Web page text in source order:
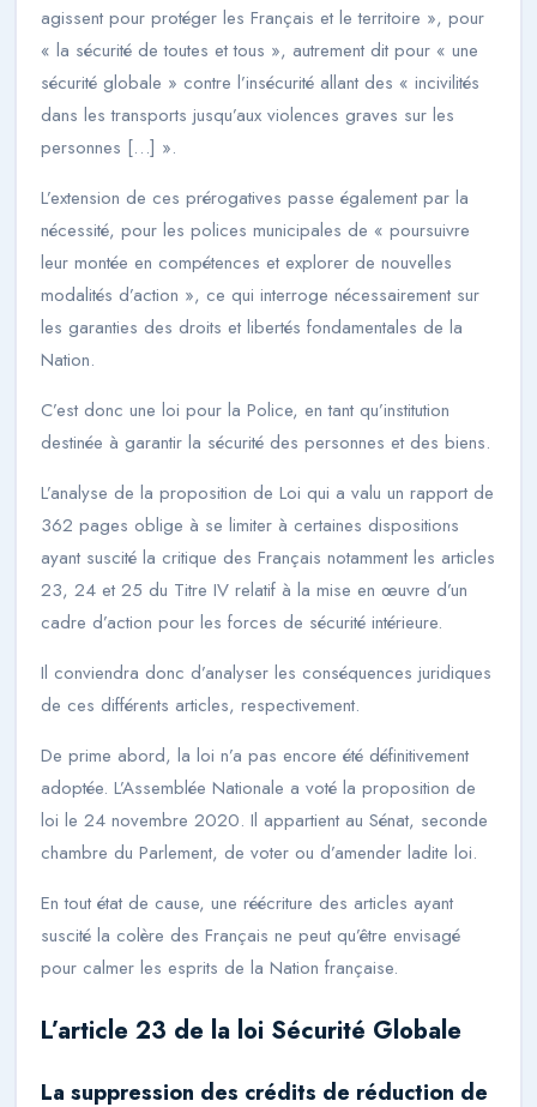
agissent pour protéger les Français et le territoire », pour
« la sécurité de toutes et tous », autrement dit pour « une
sécurité globale » contre l’insécurité allant des « incivilités
dans les transports jusqu’aux violences graves sur les
personnes […] ».
L’extension de ces prérogatives passe également par la
nécessité, pour les polices municipales de « poursuivre
leur montée en compétences et explorer de nouvelles
modalités d’action », ce qui interroge nécessairement sur
les garanties des droits et libertés fondamentales de la
Nation.
C’est donc une loi pour la Police, en tant qu’institution
destinée à garantir la sécurité des personnes et des biens.
L’analyse de la proposition de Loi qui a valu un rapport de
362 pages oblige à se limiter à certaines dispositions
ayant suscité la critique des Français notamment les articles
23, 24 et 25 du Titre IV relatif à la mise en œuvre d’un
cadre d’action pour les forces de sécurité intérieure.
Il conviendra donc d’analyser les conséquences juridiques
de ces différents articles, respectivement.
De prime abord, la loi n’a pas encore été définitivement
adoptée. L’Assemblée Nationale a voté la proposition de
loi le 24 novembre 2020. Il appartient au Sénat, seconde
chambre du Parlement, de voter ou d’amender ladite loi.
En tout état de cause, une réécriture des articles ayant
suscité la colère des Français ne peut qu’être envisagé
pour calmer les esprits de la Nation française.
L’article 23 de la loi Sécurité Globale
La suppression des crédits de réduction de